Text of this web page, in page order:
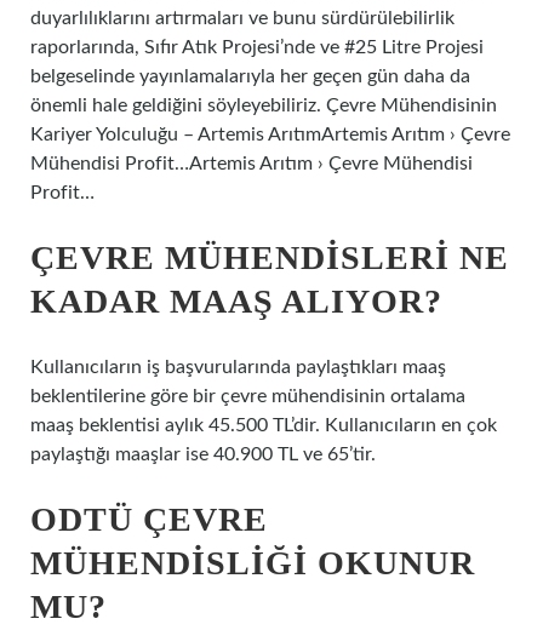
duyarlılıklarını artırmaları ve bunu sürdürülebilirlik
raporlarında, Sıfır Atık Projesi’nde ve #25 Litre Projesi
belgeselinde yayınlamalarıyla her geçen gün daha da
önemli hale geldiğini söyleyebiliriz. Çevre Mühendisinin
Kariyer Yolculuğu – Artemis ArıtımArtemis Arıtım › Çevre
Mühendisi Profit…Artemis Arıtım › Çevre Mühendisi
Profit…
ÇEVRE MÜHENDISLERI NE
KADAR MAAŞ ALIYOR?
Kullanıcıların iş başvurularında paylaştıkları maaş
beklentilerine göre bir çevre mühendisinin ortalama
maaş beklentisi aylık 45.500 TL’dir. Kullanıcıların en çok
paylaştığı maaşlar ise 40.900 TL ve 65’tir.
ODTÜ ÇEVRE
MÜHENDISLIĞI OKUNUR
MU?